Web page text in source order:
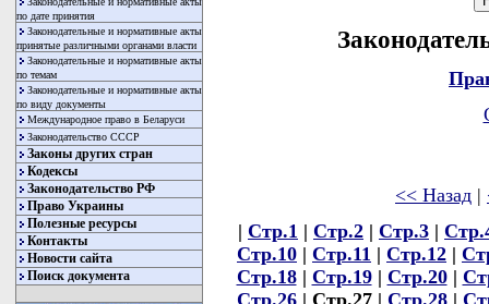
по дате принятия
Законодательные и нормативные акты
принятые различными органами власти
Законодательные и нормативные акты
по темам
Законодательные и нормативные акты
по виду документы
Международное право в Беларуси
Законодательство СССР
Законы других стран
Кодексы
Законодательство РФ
Право Украины
Полезные ресурсы
Контакты
Новости сайта
Поиск документа
<< Назад |
| Стр.1 | Стр.2 | Стр.3 |
Стр.10 | Стр.11 | Стр.12 |
Стр.18| Стр.19| Стр.20|
Стр.26| Стр.27 | Стр.28|